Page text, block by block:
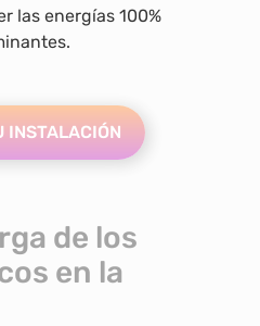
las energías 100%
INSTALACIÓN
de los
en la